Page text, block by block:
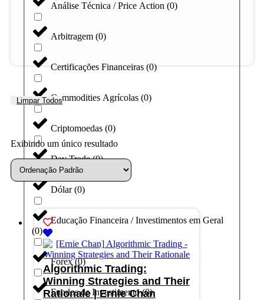
Análise Técnica / Price Action (0)
Arbitragem (0)
Certificações Financeiras (0)
Commodities Agrícolas (0)
Criptomoedas (0)
Day Trade(0)
Dólar(0)
Educação Financeira / Investimentos em Geral
(0)
Forex(0)
Fundos de Investimento(0)
Limpar Todos
Exibindo um único resultado
Algorithmic Trading:
Winning Strategies and Their
Rationale | Ernie Chan